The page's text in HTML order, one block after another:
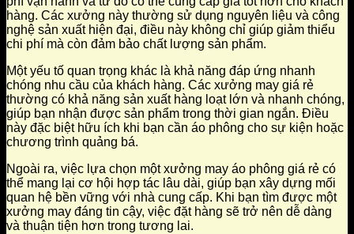
hàng. Các xưởng này thường sử dụng nguyên liệu và công
nghệ sản xuất hiện đại, điều này không chỉ giúp giảm thiểu
chi phí mà còn đảm bảo chất lượng sản phẩm.
Một yếu tố quan trọng khác là khả năng đáp ứng nhanh
chóng nhu cầu của khách hàng. Các xưởng may giá rẻ
thường có khả năng sản xuất hàng loạt lớn và nhanh chóng,
giúp bạn nhận được sản phẩm trong thời gian ngắn. Điều
này đặc biệt hữu ích khi bạn cần áo phông cho sự kiện hoặc
chương trình quảng bá.
Ngoài ra, việc lựa chọn một xưởng may áo phông giá rẻ có
thể mang lại cơ hội hợp tác lâu dài, giúp bạn xây dựng mối
quan hệ bền vững với nhà cung cấp. Khi bạn tìm được một
xưởng may đáng tin cậy, việc đặt hàng sẽ trở nên dễ dàng
và thuận tiện hơn trong tương lai.